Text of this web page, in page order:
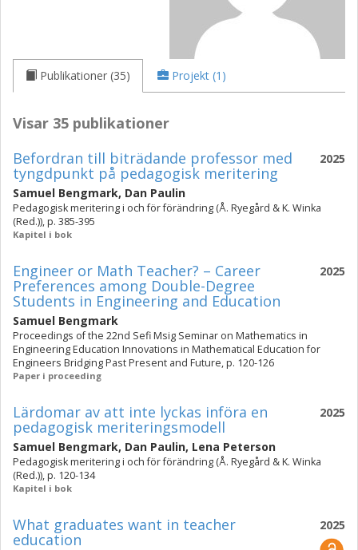
Publikationer (35) Projekt (1)
Visar 35 publikationer
2025
Befordran till biträdande professor med
tyngdpunkt på pedagogisk meritering
Samuel Bengmark, Dan Paulin
Pedagogisk meritering i och för förändring (Å. Ryegård & K. Winka
(Red.)), p. 385-395
Kapitel i bok
2025
Engineer or Math Teacher? – Career
Preferences among Double-Degree
Students in Engineering and Education
Samuel Bengmark
Proceedings of the 22nd Sefi Msig Seminar on Mathematics in
Engineering Education Innovations in Mathematical Education for
Engineers Bridging Past Present and Future, p. 120-126
Paper i proceeding
2025
Lärdomar av att inte lyckas införa en
pedagogisk meriteringsmodell
Samuel Bengmark, Dan Paulin, Lena Peterson
Pedagogisk meritering i och för förändring (Å. Ryegård & K. Winka
(Red.)), p. 120-134
Kapitel i bok
2025
What graduates want in teacher
education